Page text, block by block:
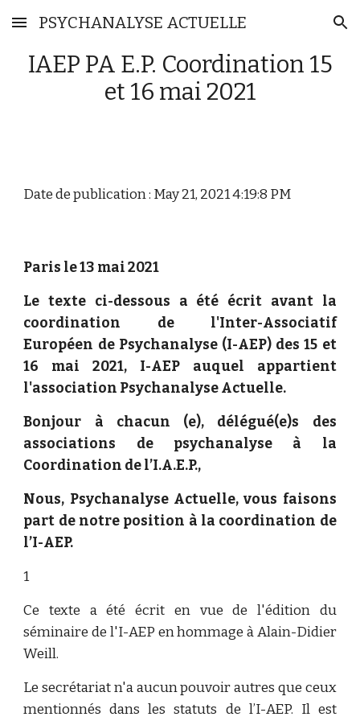
Skip to main content Skip to navigation
PSYCHANALYSE ACTUELLE
IAEP PA E.P. Coordination 15
et 16 mai 2021
Date de publication : May 21, 2021 4:19:8 PM
Paris le 13 mai 2021
Le texte ci-dessous a été écrit avant la
coordination de l'Inter-Associatif
Européen de Psychanalyse (I-AEP) des 15 et
16 mai 2021, I-AEP auquel appartient
l'association Psychanalyse Actuelle.
Bonjour à chacun (e), délégué(e)s des
associations de psychanalyse à la
Coordination de l’I.A.E.P.,
Nous, Psychanalyse Actuelle, vous faisons
part de notre position à la coordination de
l’I-AEP.
1
Ce texte a été écrit en vue de l'édition du
séminaire de l'I-AEP en hommage à Alain-Didier
Weill.
Le secrétariat n'a aucun pouvoir autres que ceux
mentionnés dans les statuts de l’I-AEP. Il est